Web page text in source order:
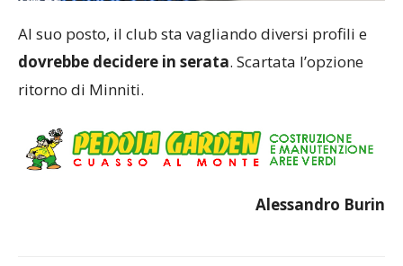
Al suo posto, il club sta vagliando diversi profili e
dovrebbe decidere in serata. Scartata l’opzione
ritorno di Minniti.
Alessandro Burin